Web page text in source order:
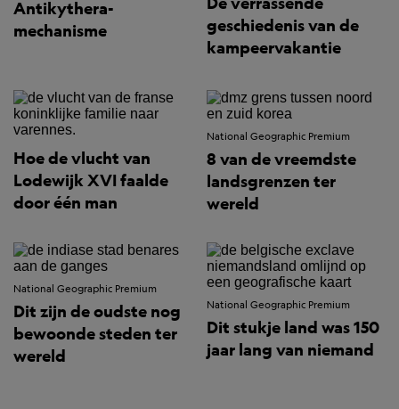
Antikythera-
mechanisme
geschiedenis van de
kampeervakantie
Hoe de vlucht van
Lodewijk XVI faalde
door één man
National Geographic Premium
8 van de vreemdste
landsgrenzen ter
wereld
National Geographic Premium
Dit zijn de oudste nog
bewoonde steden ter
wereld
National Geographic Premium
Dit stukje land was 150
jaar lang van niemand